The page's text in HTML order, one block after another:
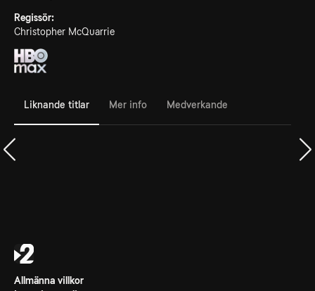
Regissör:
Christopher McQuarrie
Liknande titlar Mer info Medverkande
Allmänna villkor